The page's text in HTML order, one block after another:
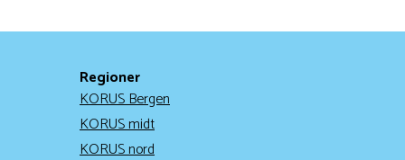
Regioner
KORUS Bergen
KORUS midt
KORUS nord